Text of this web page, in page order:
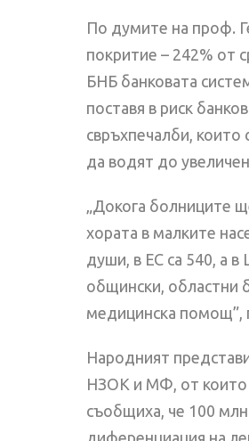
По думите на проф.
покритие – 242% от
БНБ банковата
поставя в риск
свръхпечалби,
да водят до
„Докога болниците
хората в малките
души, в ЕС са 540, а
общински, областни
медицинска помощ”,
Народният
НЗОК и МФ, от които
съобщиха, че 100
диференциация на